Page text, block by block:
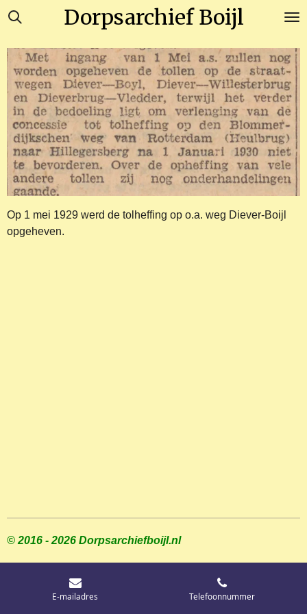
Ga
naar
de
hoofdinhoud
Dorpsarchief Boijl
Op 1 mei 1929 werd de tolheffing op o.a. weg Diever-Boijl
opgeheven.
© 2016 - 2026 Dorpsarchiefboijl.nl
E-mailadres Telefoonnummer